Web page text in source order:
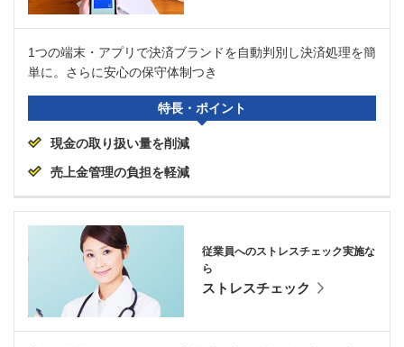
1つの端末・アプリで決済ブランドを自動判別し決済処理を簡
単に。さらに安心の保守体制つき
特長・ポイント
現金の取り扱い量を削減
売上金管理の負担を軽減
従業員へのストレスチェック実施な
ら
ストレスチェック